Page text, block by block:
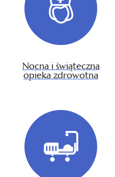
Nocna i świąteczna
opieka zdrowotna